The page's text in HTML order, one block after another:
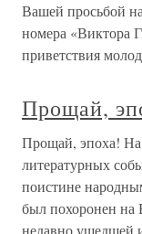
Вашей просьбой
номера «Виктора
приветствия
Прощай,
Прощай, эпоха!
литературных
поистине
был похоронен на